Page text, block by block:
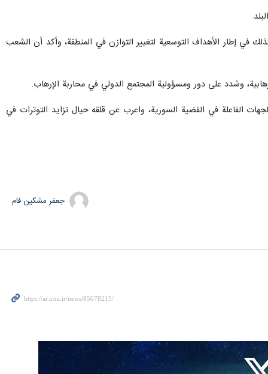
في إطار الأهداف التوسعية لتغيير التوازن في المنطقة، وأكد أن الشعب
وشدد على دور ومسؤولية المجتمع الدولي في محاربة الإرهاب.
الفاعلة في القضية السورية، واعرب عن قلقه حيال تزايد التوترات في
جعفر مشکین فام